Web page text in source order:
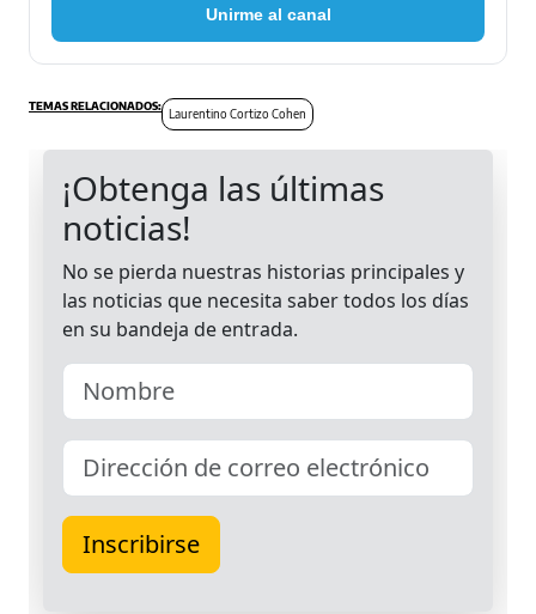
Unirme al canal
Laurentino Cortizo Cohen